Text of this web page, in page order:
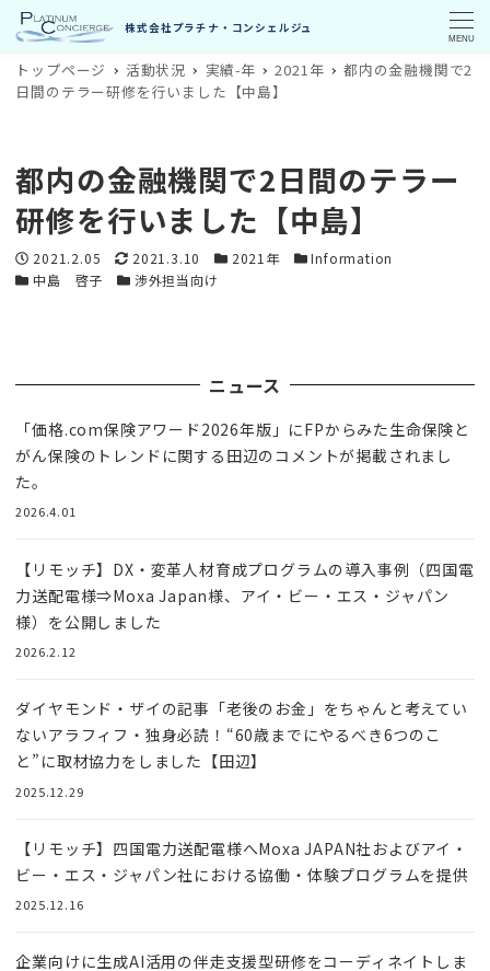
MENU
トップページ 活動状況 実績-年 2021年
都内の金融機関で2
日間のテラー研修を行いました【中島】
都内の金融機関で2日間のテラー
研修を行いました【中島】
投稿日
2021.2.05 更新日
2021.3.10 カテゴリー
2021年 カテゴリー
Information
カテゴリー
中島 啓子 カテゴリー
渉外担当向け
ニュース
「価格.com保険アワード2026年版」にFPからみた生命保険と
がん保険のトレンドに関する田辺のコメントが掲載されまし
た。
2026.4.01
【リモッチ】DX・変革人材育成プログラムの導入事例（四国電
力送配電様⇒Moxa Japan様、アイ・ビー・エス・ジャパン
様）を公開しました
2026.2.12
ダイヤモンド・ザイの記事「老後のお金」をちゃんと考えてい
ないアラフィフ・独身必読！“60歳までにやるべき6つのこ
と”に取材協力をしました【田辺】
2025.12.29
【リモッチ】四国電⼒送配電様へMoxa JAPAN社およびアイ・
ビー・エス・ジャパン社における協働・体験プログラムを提供
2025.12.16
企業向けに生成AI活用の伴走支援型研修をコーディネイトしま